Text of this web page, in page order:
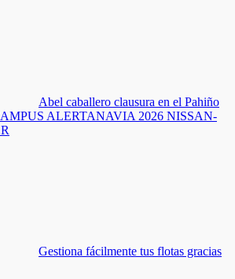
Abel caballero clausura en el Pahiño
ALERTANAVIA 2026 NISSAN-
Gestiona fácilmente tus flotas gracias